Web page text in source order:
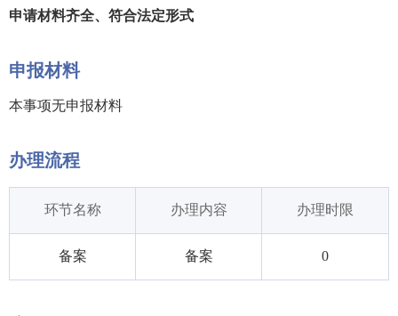
申请材料齐全、符合法定形式
申报材料
本事项无申报材料
办理流程
环节名称 办理内容 办理时限
备案 备案 0